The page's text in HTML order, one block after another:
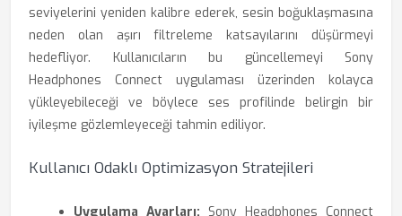
seviyelerini yeniden kalibre ederek, sesin boğuklaşmasına
neden olan aşırı filtreleme katsayılarını düşürmeyi
hedefliyor. Kullanıcıların bu güncellemeyi Sony
Headphones Connect uygulaması üzerinden kolayca
yükleyebileceği ve böylece ses profilinde belirgin bir
iyileşme gözlemleyeceği tahmin ediliyor.
Kullanıcı Odaklı Optimizasyon Stratejileri
Uygulama Ayarları: Sony Headphones Connect